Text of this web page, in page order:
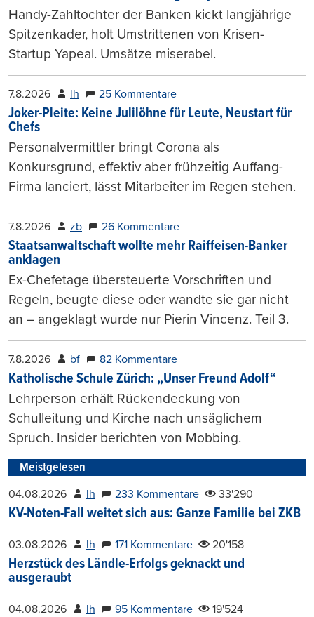
Handy-Zahltochter der Banken kickt langjährige
Spitzenkader, holt Umstrittenen von Krisen-
Startup Yapeal. Umsätze miserabel.
7.8.2026 lh 25 Kommentare
Joker-Pleite: Keine Julilöhne für Leute, Neustart für
Chefs
Personalvermittler bringt Corona als
Konkursgrund, effektiv aber frühzeitig Auffang-
Firma lanciert, lässt Mitarbeiter im Regen stehen.
7.8.2026 zb 26 Kommentare
Staatsanwaltschaft wollte mehr Raiffeisen-Banker
anklagen
Ex-Chefetage übersteuerte Vorschriften und
Regeln, beugte diese oder wandte sie gar nicht
an – angeklagt wurde nur Pierin Vincenz. Teil 3.
7.8.2026 bf 82 Kommentare
Katholische Schule Zürich: „Unser Freund Adolf“
Lehrperson erhält Rückendeckung von
Schulleitung und Kirche nach unsäglichem
Spruch. Insider berichten von Mobbing.
Meistgelesen
04.08.2026 lh 233 Kommentare 33'290
KV-Noten-Fall weitet sich aus: Ganze Familie bei ZKB
03.08.2026 lh 171 Kommentare 20'158
Herzstück des Ländle-Erfolgs geknackt und
ausgeraubt
04.08.2026 lh 95 Kommentare 19'524